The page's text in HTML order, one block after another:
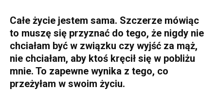
Całe życie jestem sama. Szczerze mówiąc
to muszę się przyznać do tego, że nigdy nie
chciałam być w związku czy wyjść za mąż,
nie chciałam, aby ktoś kręcił się w pobliżu
mnie. To zapewne wynika z tego, co
przeżyłam w swoim życiu.